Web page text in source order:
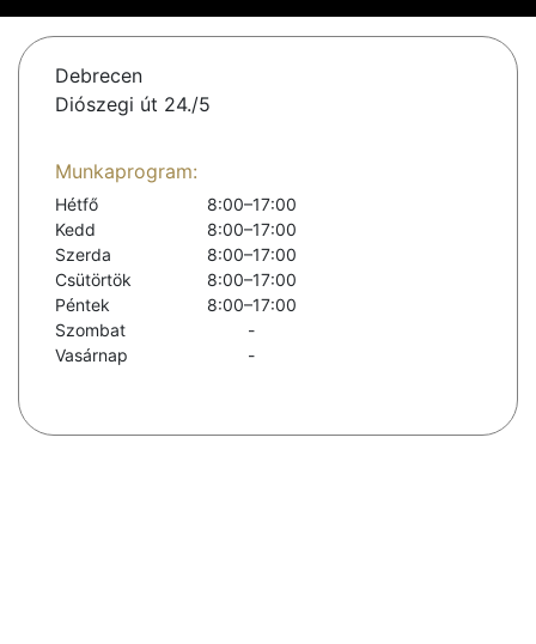
Debrecen
Diószegi út 24./5
Munkaprogram:
Hétfő
8:00–17:00
Kedd
8:00–17:00
Szerda
8:00–17:00
Csütörtök
8:00–17:00
Péntek
8:00–17:00
Szombat
-
Vasárnap
-